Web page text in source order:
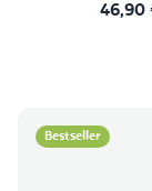
46,90
Bestseller